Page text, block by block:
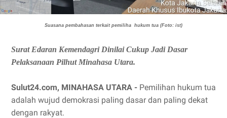
Suasana pembahasan terkait pemiliha hukum tua (Foto: ist)
Surat Edaran Kemendagri Dinilai Cukup Jadi Dasar
Pelaksanaan Pilhut Minahasa Utara.
Sulut24.com, MINAHASA UTARA - Pemilihan hukum tua
adalah wujud demokrasi paling dasar dan paling dekat
dengan rakyat.